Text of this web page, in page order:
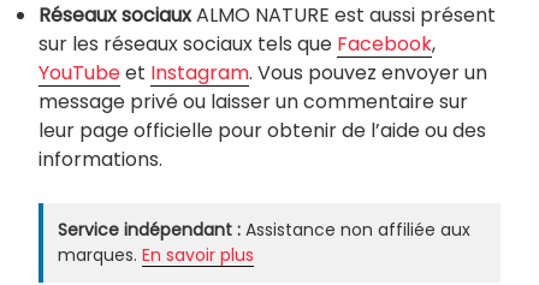
Réseaux sociauxALMO NATURE est aussi présent
sur les réseaux sociaux tels que Facebook,
YouTubeet Instagram. Vous pouvez envoyer un
message privé ou laisser un commentaire sur
leur page officielle pour obtenir de l’aide ou des
informations.
Service indépendant : Assistance non affiliée aux
marques. En savoir plus